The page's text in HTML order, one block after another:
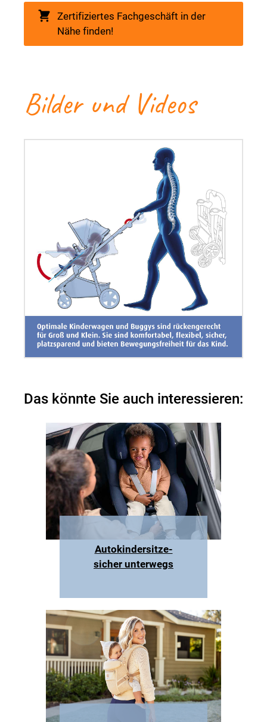
Zertifiziertes Fachgeschäft in der
Nähe finden!
Bilder und Videos
Das könnte Sie auch interessieren:
Autokindersitze-
sicher unterwegs